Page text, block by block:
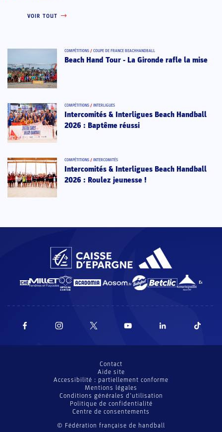
VOIR TOUT
COMPÉTITIONS / COUPE DE FRANCE BEACHHANDBALL
Beach Hand Tour - La Gironde rafle la mise
COMPÉTITIONS / INTERLIGUES
Intercomités & Interligues Beach Handball
2026 : Baptême réussi
COMPÉTITIONS / INTERCOMITÉS
Intercomités & Interligues Beach Handball
2026 : Roulez jeunesse !
© Fédération française de handball
Contact
Aide site
Accessibilité : partiellement conforme
Mentions légales
Conditions générales d’utilisation
Politique de confidentialité
Centre de consentements